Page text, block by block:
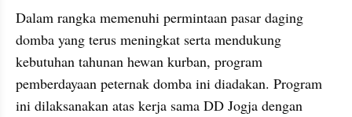
Dalam rangka memenuhi permintaan pasar daging
domba yang terus meningkat serta mendukung
kebutuhan tahunan hewan kurban, program
pemberdayaan peternak domba ini diadakan. Program
ini dilaksanakan atas kerja sama DD Jogja dengan